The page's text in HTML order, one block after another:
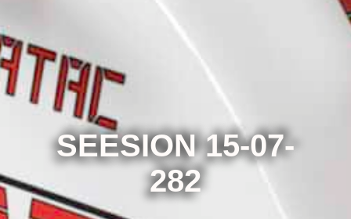
SEESION 15-07-
282